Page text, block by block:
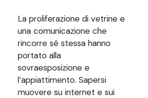
La proliferazione di vetrine e
una comunicazione che
rincorre sé stessa hanno
portato alla
sovraesposizione e
l’appiattimento. Sapersi
muovere su internet e sui